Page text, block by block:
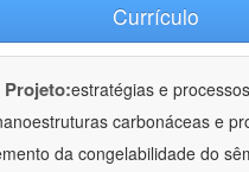
Currículo
estratégias e
carbonáceas e
da congelabilidade do